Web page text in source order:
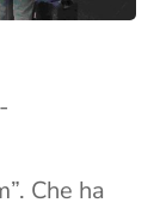
Che ha